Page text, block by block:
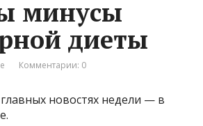
минусы
диеты
Комментарии: 0
новостях недели — в